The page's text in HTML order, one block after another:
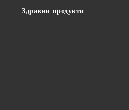
Здравни продукти